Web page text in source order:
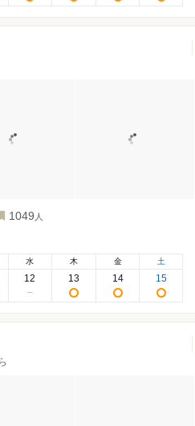
1049 人
水
12
木
13
金
14
土
15